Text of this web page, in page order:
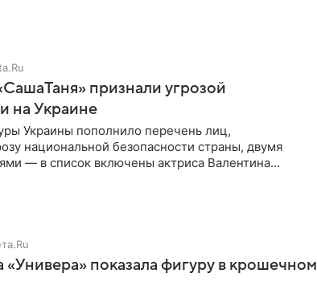
признали угрозой
на Украине
Украины пополнило перечень лиц,
национальной безопасности страны, двумя
— в список включены актриса Валентина
«Универа» показала фигуру в крошечном